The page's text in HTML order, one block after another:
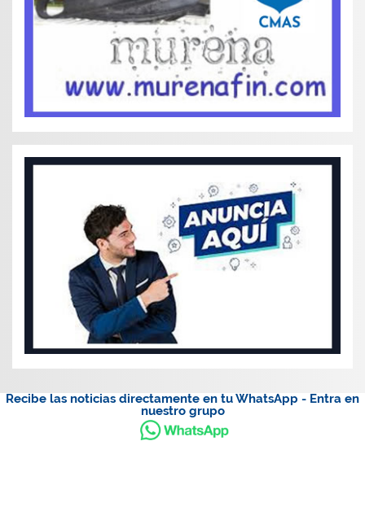
Recibe las noticias directamente en tu WhatsApp - Entra en
nuestro grupo